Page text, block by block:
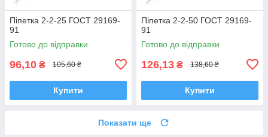
Піпетка 2-2-25 ГОСТ 29169-
91
Готово до відправки
96,10 ₴ 105,60 ₴
Купити
Піпетка 2-2-50 ГОСТ 29169-
91
Готово до відправки
126,13 ₴ 138,60 ₴
Купити
Показати ще